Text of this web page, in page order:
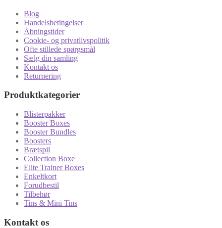
Blog
Handelsbetingelser
Åbningstider
Cookie- og privatlivspolitik
Ofte stillede spørgsmål
Sælg din samling
Kontakt os
Returnering
Produktkategorier
Blisterpakker
Booster Boxes
Booster Bundles
Boosters
Brætspil
Collection Boxe
Elite Trainer Boxes
Enkeltkort
Forudbestil
Tilbehør
Tins & Mini Tins
Kontakt os